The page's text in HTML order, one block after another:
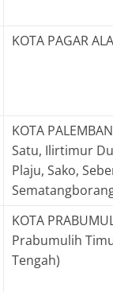
KOTA PAGAR
KOTA
Satu, Ilirtimur
Plaju, Sako,
KOTA
Prabumulih
Tengah)